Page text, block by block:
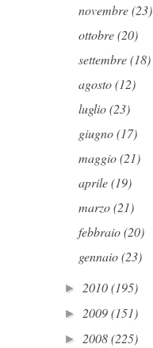
novembre(23)
ottobre(20)
settembre(18)
agosto(12)
luglio(23)
giugno(17)
maggio(21)
aprile(19)
marzo(21)
febbraio(20)
gennaio(23)
► 2010(195)
► 2009(151)
► 2008(225)